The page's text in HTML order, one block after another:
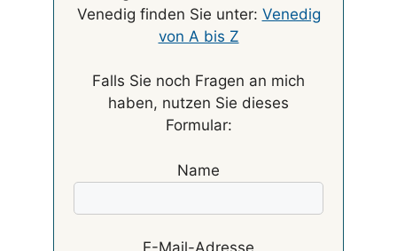
Venedig finden Sie unter: Venedig
von A bis Z
Falls Sie noch Fragen an mich
haben, nutzen Sie dieses
Formular:
Name